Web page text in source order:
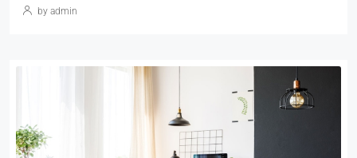
by admin